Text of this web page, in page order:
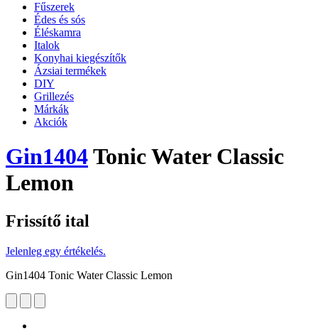
Fűszerek
Édes és sós
Éléskamra
Italok
Konyhai kiegészítők
Ázsiai termékek
DIY
Grillezés
Márkák
Akciók
Gin1404Tonic Water Classic
Lemon
Frissítő ital
Jelenleg egy értékelés.
Gin1404 Tonic Water Classic Lemon